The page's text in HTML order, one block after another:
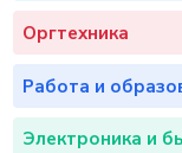
Оргтехника
Работа и
Электроника и